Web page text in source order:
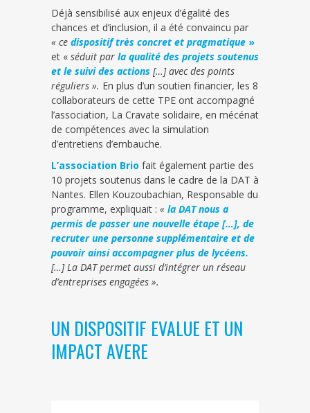
Déjà sensibilisé aux enjeux d’égalité des
chances et d’inclusion, il a été convaincu par
« ce dispositif très concret et pragmatique »
et « séduit par la qualité des projets soutenus
et le suivi des actions […] avec des points
réguliers ». En plus d’un soutien financier, les 8
collaborateurs de cette TPE ont accompagné
l’association, La Cravate solidaire, en mécénat
de compétences avec la simulation
d’entretiens d’embauche.
L’association Brio fait également partie des
10 projets soutenus dans le cadre de la DAT à
Nantes. Ellen Kouzoubachian, Responsable du
programme, expliquait : « la DAT nous a
permis de passer une nouvelle étape […], de
recruter une personne supplémentaire et de
pouvoir ainsi accompagner plus de lycéens.
[…] La DAT permet aussi d’intégrer un réseau
d’entreprises engagées ».
UN DISPOSITIF EVALUE ET UN
IMPACT AVERE